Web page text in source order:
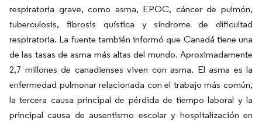
respiratoria grave, como asma, EPOC, cáncer de pulmón,
tuberculosis, fibrosis quística y síndrome de dificultad
respiratoria. La fuente también informó que Canadá tiene una
de las tasas de asma más altas del mundo. Aproximadamente
2,7 millones de canadienses viven con asma. El asma es la
enfermedad pulmonar relacionada con el trabajo más común,
la tercera causa principal de pérdida de tiempo laboral y la
principal causa de ausentismo escolar y hospitalización en